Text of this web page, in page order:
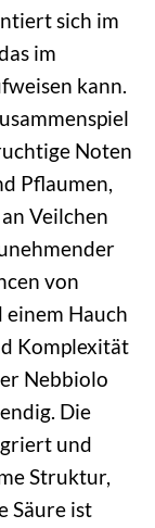
sich im
im
kann.
Noten
Pflaumen,
Veilchen
von
Hauch
Komplexität
Nebbiolo
Die
und
Struktur,
Säure ist